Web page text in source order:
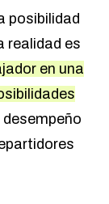
posibilidad
realidad es
en una